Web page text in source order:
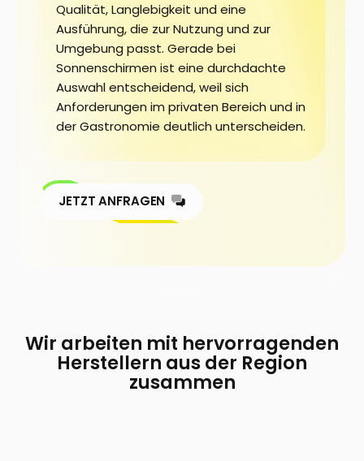
Qualität, Langlebigkeit und eine
Ausführung, die zur Nutzung und zur
Umgebung passt. Gerade bei
Sonnenschirmen ist eine durchdachte
Auswahl entscheidend, weil sich
Anforderungen im privaten Bereich und in
der Gastronomie deutlich unterscheiden.
JETZT ANFRAGEN
Wir arbeiten mit hervorragenden
Herstellern aus der Region
zusammen